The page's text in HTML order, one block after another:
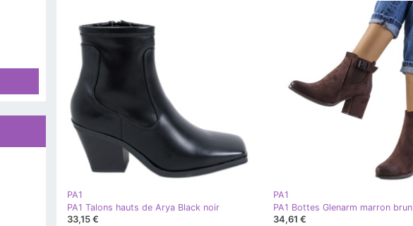
PA1
PA1 Talons hauts de Arya Black noir
33,15 €
PA1
PA1 Bottes Glenarm marron brun
34,61 €